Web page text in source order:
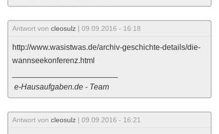
Antwort von cleosulz | 09.09.2016 - 16:18
http://www.wasistwas.de/archiv-geschichte-details/die-
wannseekonferenz.html
e-Hausaufgaben.de - Team
Antwort von cleosulz | 09.09.2016 - 16:21